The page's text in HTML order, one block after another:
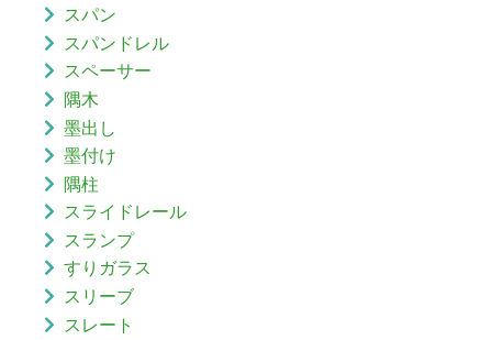
スパン
スパンドレル
スペーサー
隅木
墨出し
墨付け
隅柱
スライドレール
スランプ
すりガラス
スリーブ
スレート